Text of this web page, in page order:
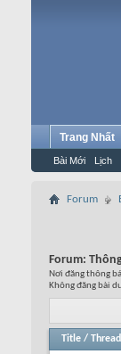
Trang Nhất
Bài Mới Lịch
Forum
Forum:
Nơi đăng thông
Không đăng bài
Title /